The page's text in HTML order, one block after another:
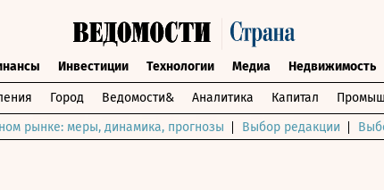
Инвестиции Технологии Медиа Недвижимость
Город Ведомости& Аналитика Капитал
рынке: меры, динамика, прогнозы Выбор редакции